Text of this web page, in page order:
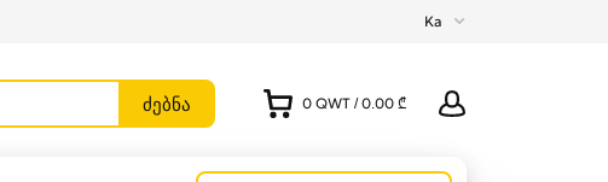
Ka
0 QWT / 0.00 ₾